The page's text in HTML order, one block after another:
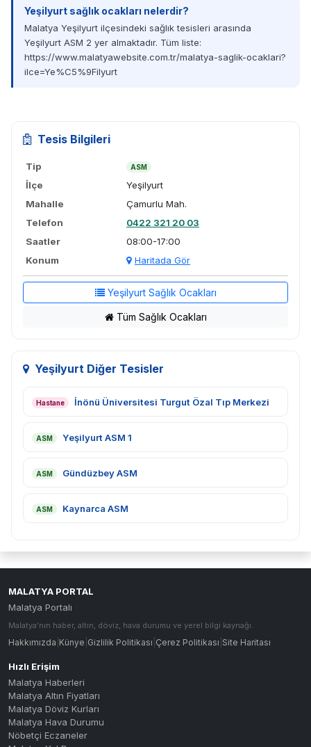
Yeşilyurt sağlık ocakları nelerdir?
Malatya Yeşilyurt ilçesindeki sağlık tesisleri arasında
Yeşilyurt ASM 2 yer almaktadır. Tüm liste:
https://www.malatyawebsite.com.tr/malatya-saglik-ocaklari?
ilce=Ye%C5%9Filyurt
Tesis Bilgileri
Tip ASM
İlçe
Yeşilyurt
Mahalle
Çamurlu Mah.
Telefon
0422 321 20 03
Saatler
08:00-17:00
Konum
Haritada Gör
Yeşilyurt Sağlık Ocakları
Tüm Sağlık Ocakları
Yeşilyurt Diğer Tesisler
Hastane İnönü Üniversitesi Turgut Özal Tıp Merkezi
ASM Yeşilyurt ASM 1
ASM Gündüzbey ASM
ASM Kaynarca ASM
MALATYA PORTAL
Malatya Portalı
Malatya'nın haber, altın, döviz, hava durumu ve yerel bilgi kaynağı.
Hakkımızda Künye Gizlilik Politikası Çerez Politikası Site Haritası
Hızlı Erişim
Malatya Haberleri
Malatya Altın Fiyatları
Malatya Döviz Kurları
Malatya Hava Durumu
Nöbetçi Eczaneler